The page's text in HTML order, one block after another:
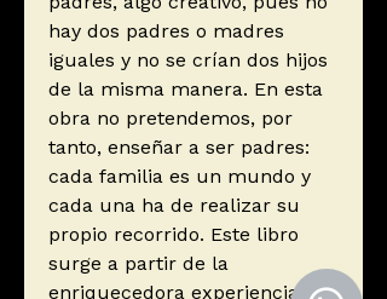
hay dos padres o madres
iguales y no se crían dos hijos
de la misma manera. En esta
obra no pretendemos, por
tanto, enseñar a ser padres:
cada familia es un mundo y
cada una ha de realizar su
propio recorrido. Este libro
surge a partir de la
enriquecedora experiencia de